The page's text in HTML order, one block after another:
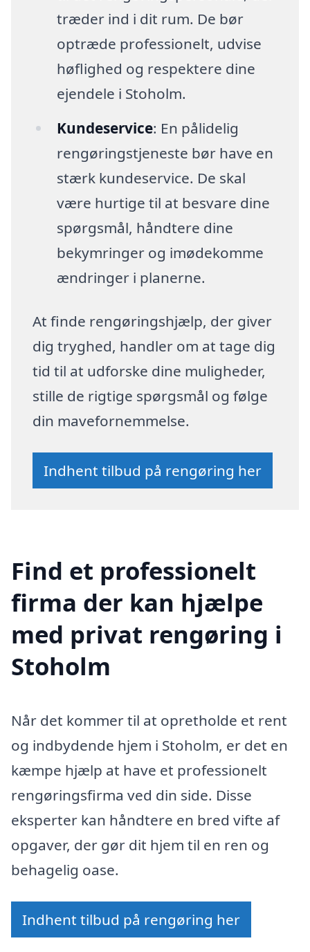
træder ind i dit rum. De bør
optræde professionelt, udvise
høflighed og respektere dine
ejendele i Stoholm.
Kundeservice: En pålidelig
rengøringstjeneste bør have en
stærk kundeservice. De skal
være hurtige til at besvare dine
spørgsmål, håndtere dine
bekymringer og imødekomme
ændringer i planerne.
At finde rengøringshjælp, der giver
dig tryghed, handler om at tage dig
tid til at udforske dine muligheder,
stille de rigtige spørgsmål og følge
din mavefornemmelse.
Indhent tilbud på rengøring her
Find et professionelt
firma der kan hjælpe
med privat rengøring i
Stoholm
Når det kommer til at opretholde et rent
og indbydende hjem i Stoholm, er det en
kæmpe hjælp at have et professionelt
rengøringsfirma ved din side. Disse
eksperter kan håndtere en bred vifte af
opgaver, der gør dit hjem til en ren og
behagelig oase.
Indhent tilbud på rengøring her